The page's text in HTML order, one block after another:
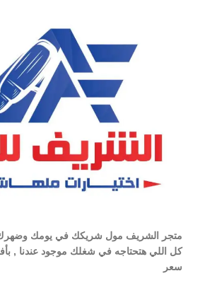
متجر الشريف مول شريكك في يومك
كل اللي هتحتاجه في شغلك موجود عندنا ,
سعر